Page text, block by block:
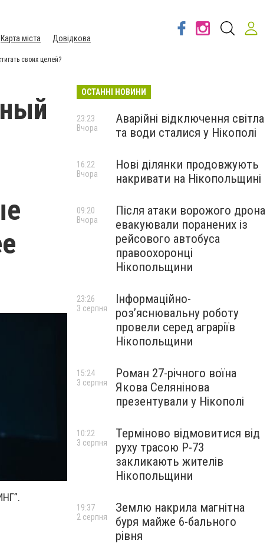
Карта міста Довідкова
своих целей?
ОСТАННІ НОВИНИ
Аварійні відключення світла
та води сталися у Нікополі
23:23
Вчора
Нові ділянки продовжують
накривати на Нікопольщині
16:22
Вчора
Після атаки ворожого дрона
евакуювали поранених із
рейсового автобуса
правоохоронці
Нікопольщини
09:20
Вчора
Інформаційно-
роз’яснювальну роботу
провели серед аграріїв
Нікопольщини
23:26
3 серпня
Роман 27-річного воїна
Якова Селянінова
презентували у Нікополі
15:24
3 серпня
Терміново відмовитися від
руху трасою Р-73
закликають жителів
Нікопольщини
10:22
3 серпня
Землю накрила магнітна
буря майже 6-бального
рівня
19:37
2 серпня